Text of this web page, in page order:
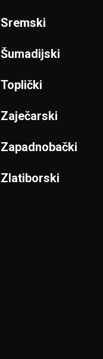
Sremski
Šumadijski
Toplički
Zaječarski
Zapadnobački
Zlatiborski